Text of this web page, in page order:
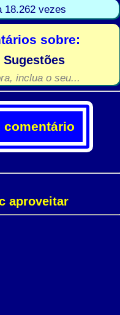
18.262 vezes
sobre:
inclua o seu...
comentário
aproveitar